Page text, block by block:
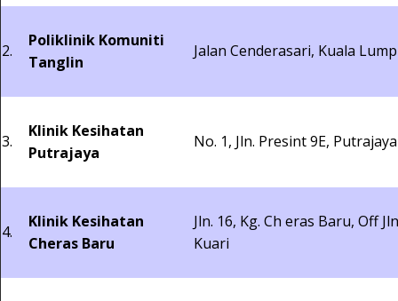
2.
Poliklinik Komuniti
Tanglin
Jalan Cenderasari, Kuala
3.
Klinik Kesihatan
Putrajaya
No. 1, Jln. Presint 9E, Putrajaya
4.
Klinik Kesihatan
Cheras Baru
Jln. 16, Kg. Ch eras Baru, Off
Kuari